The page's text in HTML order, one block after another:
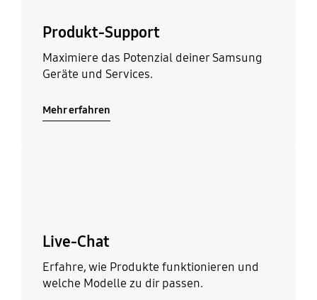
Produkt-Support
Maximiere das Potenzial deiner Samsung
Geräte und Services.
Mehr erfahren
Live-Chat
Erfahre, wie Produkte funktionieren und
welche Modelle zu dir passen.